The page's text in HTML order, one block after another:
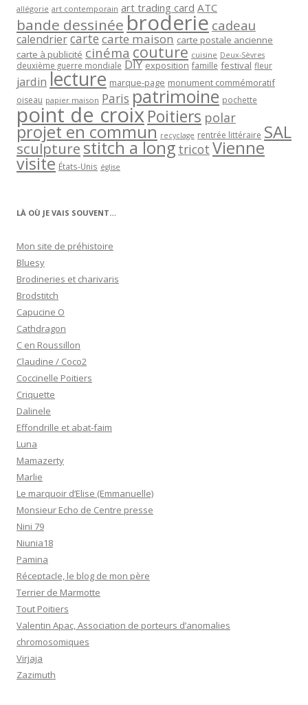
allégorie art contemporain art trading card ATC
bande dessinée broderie cadeau
calendriercartecarte maison carte postale ancienne
carte à publicité cinéma couture cuisine Deux-Sèvres
deuxième guerre mondiale DIY exposition famille festival fleur
jardin lecture marque-page monument commémoratif
oiseau papier maison Paris patrimoine pochette
point de croixPoitiers polar
projet en commun recyclage rentrée littéraire SAL
sculpturestitch a long tricot Vienne
visite États-Unis église
LÀ OÙ JE VAIS SOUVENT…
Mon site de préhistoire
Bluesy
Brodineries et charivaris
Brodstitch
Capucine O
Cathdragon
C en Roussillon
Claudine / Coco2
Coccinelle Poitiers
Criquette
Dalinele
Effondrille et abat-faim
Luna
Mamazerty
Marlie
Le marquoir d’Elise (Emmanuelle)
Monsieur Echo de Centre presse
Nini 79
Niunia18
Pamina
Réceptacle, le blog de mon père
Terrier de Marmotte
Tout Poitiers
Valentin Apac, Association de porteurs d’anomalies
chromosomiques
Virjaja
Zazimuth